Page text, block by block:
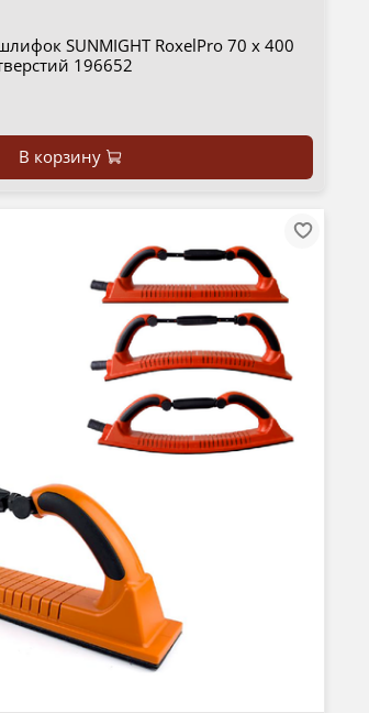
SUNMIGHT RoxelPro 70 х 400
196652
В корзину